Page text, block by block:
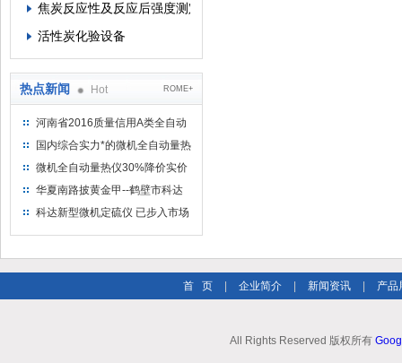
焦炭反应性及反应后强度测定仪
活性炭化验设备
热点新闻 Hot ROME+
河南省2016质量信用A类全自动
量热仪
国内综合实力*的微机全自动量热
仪制造企业
微机全自动量热仪30%降价实价
出售
华夏南路披黄金甲--鹤壁市科达
仪器仪表有限公司
科达新型微机定硫仪 已步入市场
首 页 企业简介 新闻资讯 产品
All Rights Reserved 版权所有